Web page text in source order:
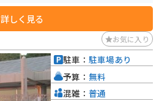
しいです。
詳しく見る
お気に入り
駐車： 駐車場あり
予算： 無料
混雑： 普通